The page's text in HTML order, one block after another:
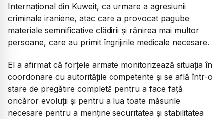
Internațional din Kuweit, ca urmare a agresiunii
criminale iraniene, atac care a provocat pagube
materiale semnificative clădirii și rănirea mai multor
persoane, care au primit îngrijirile medicale necesare.
El a afirmat că forțele armate monitorizează situația în
coordonare cu autoritățile competente și se află într-o
stare de pregătire completă pentru a face față
oricăror evoluții și pentru a lua toate măsurile
necesare pentru a menține securitatea și stabilitatea